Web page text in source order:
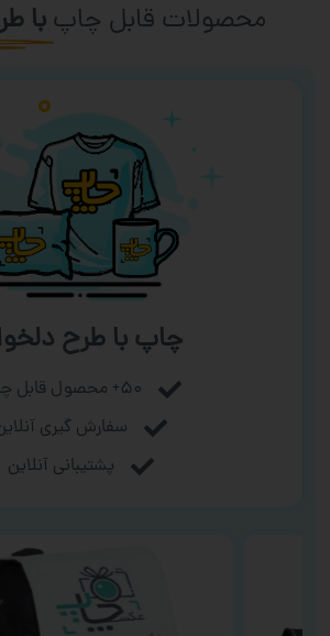
محصولات قابل چاپ با
چاپ با طرح
۵۰+ محصول قابل چاپ
سفارش گیری
پشتیبانی آنلاین